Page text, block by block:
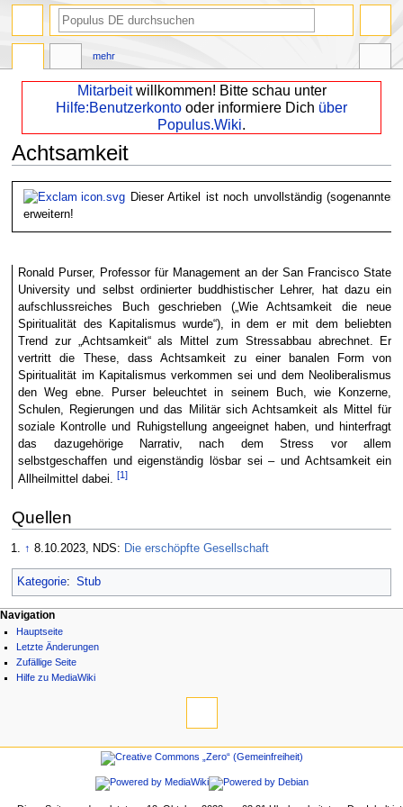
Mitarbeitwillkommen! Bitte schau unter
Hilfe:Benutzerkonto oder informiere Dich über
Populus.Wiki.
Achtsamkeit
Zur
Navigation
Zur
Suche
Dieser Artikel ist noch unvollständig (sogenannter "
erweitern!
Ronald Purser, Professor für Management an der San Francisco State
University und selbst ordinierter buddhistischer Lehrer, hat dazu ein
aufschlussreiches Buch geschrieben („Wie Achtsamkeit die neue
Spiritualität des Kapitalismus wurde“), in dem er mit dem beliebten
Trend zur „Achtsamkeit“ als Mittel zum Stressabbau abrechnet. Er
vertritt die These, dass Achtsamkeit zu einer banalen Form von
Spiritualität im Kapitalismus verkommen sei und dem Neoliberalismus
den Weg ebne. Purser beleuchtet in seinem Buch, wie Konzerne,
Schulen, Regierungen und das Militär sich Achtsamkeit als Mittel für
soziale Kontrolle und Ruhigstellung angeeignet haben, und hinterfragt
das dazugehörige Narrativ, nach dem Stress vor allem
selbstgeschaffen und eigenständig lösbar sei – und Achtsamkeit ein
Allheilmittel dabei.[1]
Quellen
↑ 8.10.2023, NDS: Die erschöpfte Gesellschaft
Kategorie: Stub
mehr
Navigation
Hauptseite
Letzte Änderungen
Zufällige Seite
Hilfe zu MediaWiki